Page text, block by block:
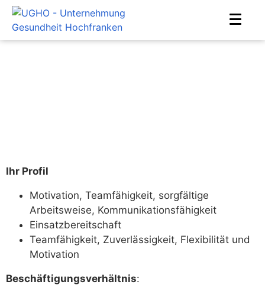
Ihr Profil
Motivation, Teamfähigkeit, sorgfältige
Arbeitsweise, Kommunikationsfähigkeit
Einsatzbereitschaft
Teamfähigkeit, Zuverlässigkeit, Flexibilität und
Motivation
Beschäftigungsverhältnis: